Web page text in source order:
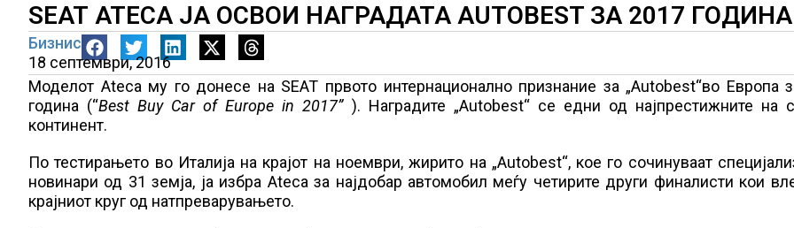
SЕАТ ATECA ЈА ОСВОИ НАГРАДАТА AUTOBEST ЗА 2017 ГОДИНА
Бизнис
18 септември, 2016
Моделот Ateca му го донесе на SEAT првото интернационално признание за „Autobest“во Европа
година (“Best Buy Car of Europe in 2017”). Наградите „Autobest“ се едни од најпрестижните на
континент.
По тестирањето во Италија на крајот на ноември, жирито на „Autobest“, кое го сочинуваат
новинари од 31 земја, ја избра Ateca за најдобар автомобил меѓу четирите други финалисти кои
крајниот круг од натпреварувањето.